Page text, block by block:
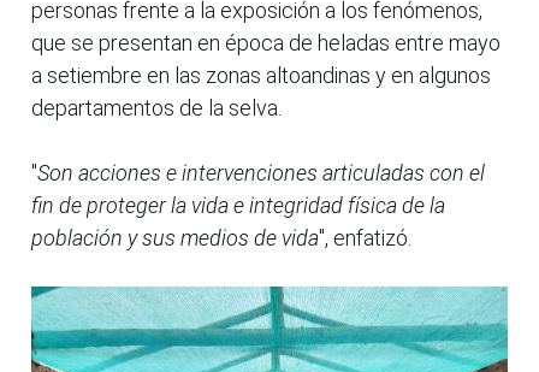
personas frente a la exposición a los fenómenos,
que se presentan en época de heladas entre mayo
a setiembre en las zonas altoandinas y en algunos
departamentos de la selva.
"Son acciones e intervenciones articuladas con el
fin de proteger la vida e integridad física de la
población y sus medios de vida", enfatizó.